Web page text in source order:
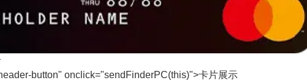
button" onclick="sendFinderPC(this)">卡片展示